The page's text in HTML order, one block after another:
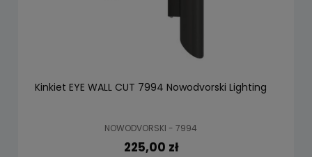
Kinkiet EYE WALL CUT 7994 Nowodvorski Lighting
NOWODVORSKI - 7994
225,00 zł